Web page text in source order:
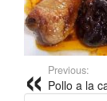
Previous:
Pollo a la